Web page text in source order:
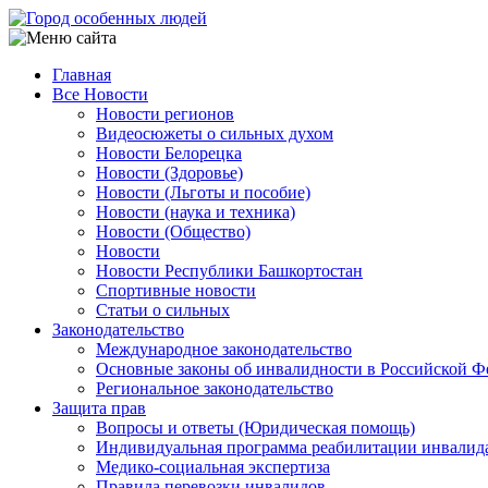
Перейти
к
содержанию
Main
navigation
Главная
Все Новости
Новости регионов
Видеосюжеты о сильных духом
Новости Белорецка
Новости (Здоровье)
Новости (Льготы и пособие)
Новости (наука и техника)
Новости (Общество)
Новости
Новости Республики Башкортостан
Спортивные новости
Статьи о сильных
Законодательство
Международное законодательство
Основные законы об инвалидности в Российской
Региональное законодательство
Защита прав
Вопросы и ответы (Юридическая помощь)
Индивидуальная программа реабилитации
Медико-социальная экспертиза